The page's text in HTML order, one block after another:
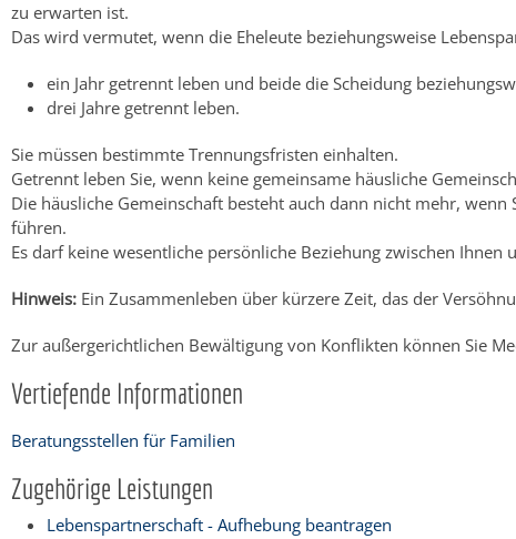
zu erwarten ist.
Das wird vermutet, wenn die Eheleute beziehungsweise
ein Jahr getrennt leben und beide die Scheidung
drei Jahre getrennt leben.
Sie müssen bestimmte Trennungsfristen einhalten.
Getrennt leben Sie, wenn keine gemeinsame häusliche
Die häusliche Gemeinschaft besteht auch dann nicht mehr,
führen.
Es darf keine wesentliche persönliche Beziehung zwischen
Hinweis: Ein Zusammenleben über kürzere Zeit, das der
Zur außergerichtlichen Bewältigung von Konflikten können Sie
Vertiefende Informationen
Beratungsstellen für Familien
Zugehörige Leistungen
Lebenspartnerschaft - Aufhebung beantragen